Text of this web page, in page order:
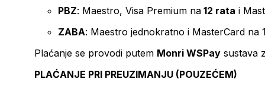
PBZ: Maestro, Visa Premium na 12 rata i
ZABA: Maestro jednokratno i MasterCard na
Plaćanje se provodi putem Monri WSPay sustava
PLAĆANJE PRI PREUZIMANJU (POUZEĆEM)